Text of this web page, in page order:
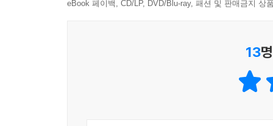
eBook 페이백, CD/LP, DVD/Blu-ray, 패션 및 판매금지 상
13